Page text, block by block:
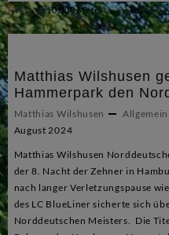
Home 10.000 Meter
Matthias Wilshusen
Hammerpark den
Matthias Wilshusen Allgemein
August 2024
Matthias Wilshusen
der 8. Nacht der Zehner in
nach langer Verletzungspause
des LC BlueLiner sicherte sich
Norddeutschen Meisters. Die